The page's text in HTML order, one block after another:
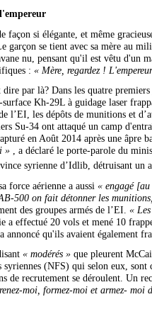
façon si élégante, et même
garçon se tient avec sa mère au
nu, pensant qu'il est vêtu d'un
: « Mère, regardez !
par là? Dans les quatre
Kh-29L à guidage laser
l’EI, les dépôts de munitions et
Su-34 ont attaqué un camp
en Août 2014 après une âpre
» , a déclaré le porte-parole du
syrienne d’Idlib, détruisant un
force aérienne a aussi « engagé
500 on fait détonner les
des groupes armés de l’EI. «
a effectué 20 vols et mené 10
annoncé qu'ils avaient également
« modérés » que pleurent
(NFS) qui selon eux, sont
de recrutement se déroulent. Un
moi, formez-moi et armez- moi